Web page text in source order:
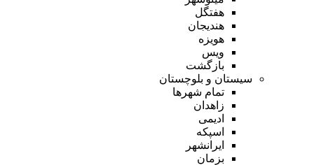
هفتگل
هندیجان
هویزه
ویس
بازگشت
سیستان و بلوچستان
تمام شهر‌ها
زاهدان
ادیمی
اسپکه
ایرانشهر
بزمان